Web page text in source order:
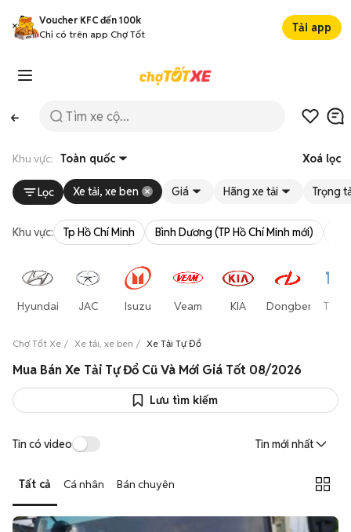
Voucher KFC đến 100k
Chỉ có trên app Chợ Tốt
Tải app
Khu vực: Toàn quốc Xoá lọc
Lọc Xe tải, xe ben Giá Hãng xe tải Trọng
Khu vực: Tp Hồ Chí Minh Bình Dương (TP Hồ Chí Minh mới)
Hyundai JAC Isuzu Veam KIA Dongben
Chợ Tốt Xe Xe tải, xe ben Xe Tải Tự Đổ
Mua Bán Xe Tải Tự Đổ Cũ Và Mới Giá Tốt 08/2026
Lưu tìm kiếm
Tin có video Tin mới nhất
Tất cả Cá nhân Bán chuyên